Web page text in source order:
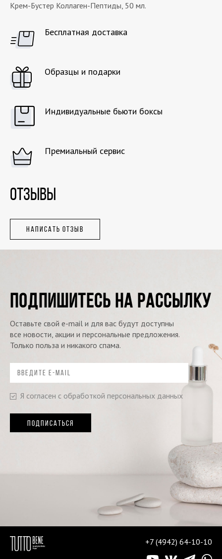
Крем-Бустер Коллаген-Пептиды, 50 мл.
Бесплатная доставка
Образцы и подарки
Индивидуальные бьюти боксы
Премиальный сервис
ОТЗЫВЫ
НАПИСАТЬ ОТЗЫВ
ПОДПИШИТЕСЬ НА РАССЫЛКУ
Оставьте свой e-mail и для вас будут доступны
все новости, акции и персональные предложения.
Только польза и никакого спама.
Я согласен с обработкой персональных данных
ПОДПИСАТЬСЯ
+7 (4942) 64-10-10